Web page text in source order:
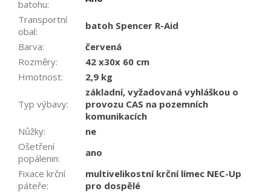
batohu:
Transportní
obal:
batoh Spencer R-Aid
Barva:
červená
Rozměry:
42 x30x 60 cm
Hmotnost: 2,9 kg
Typ výbavy:
základní, vyžadovaná vyhláškou o
provozu CAS na pozemních
komunikacích
Nůžky:
ne
Ošetření
popálenin:
ano
Fixace krční
páteře:
multivelikostní krční límec NEC-Up
pro dospělé